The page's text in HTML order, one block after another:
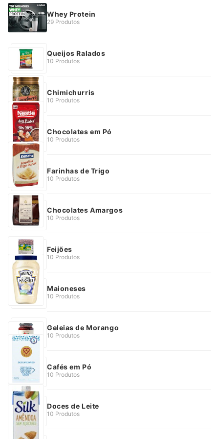
Whey Protein
29 Produtos
Queijos Ralados
10 Produtos
Chimichurris
10 Produtos
Chocolates em Pó
10 Produtos
Farinhas de Trigo
10 Produtos
Chocolates Amargos
10 Produtos
Feijões
10 Produtos
Maioneses
10 Produtos
Geleias de Morango
10 Produtos
Cafés em Pó
10 Produtos
Doces de Leite
10 Produtos